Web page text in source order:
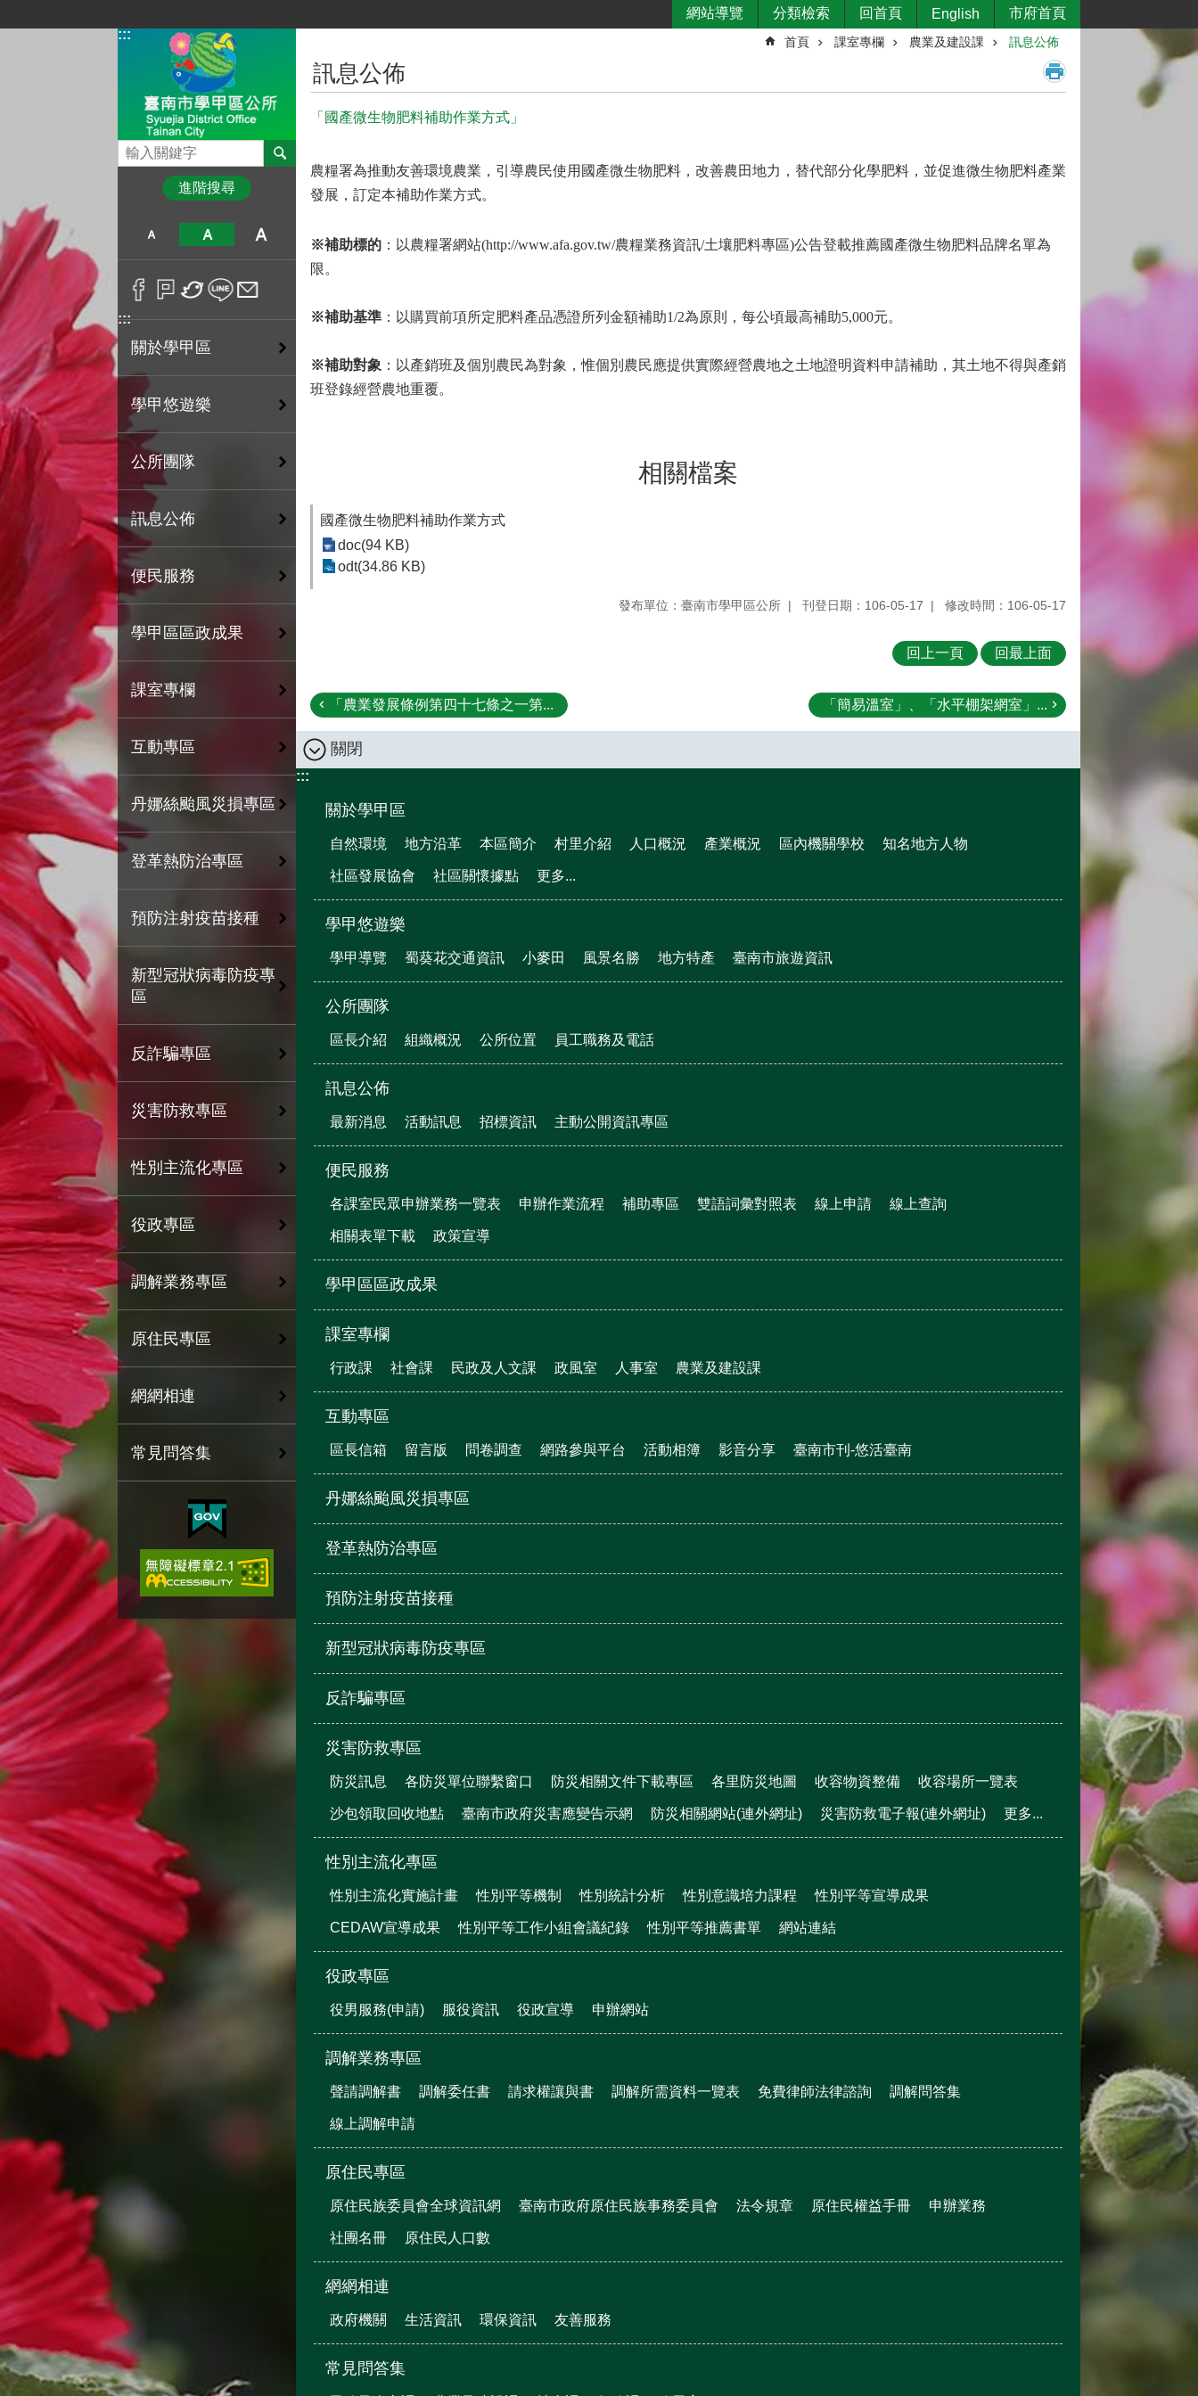
:::
網站導覽 分類檢索 回首頁 English 市府首頁
搜尋
進階搜尋
:::
關於學甲區
學甲悠遊樂
公所團隊
訊息公佈
便民服務
學甲區區政成果
課室專欄
互動專區
丹娜絲颱風災損專區
登革熱防治專區
預防注射疫苗接種
新型冠狀病毒防疫專
區
反詐騙專區
災害防救專區
性別主流化專區
役政專區
調解業務專區
原住民專區
網網相連
常見問答集
首頁 課室專欄 農業及建設課 訊息公佈
訊息公佈
「國產微生物肥料補助作業方式」
農糧署為推動友善環境農業，引導農民使用國產微生物肥料，改善農田地力，替代部分化學肥料，並促進微生物肥料產業
發展，訂定本補助作業方式。
※補助標的 ：以農糧署網站(http://www.afa.gov.tw/農糧業務資訊/土壤肥料專區)公告登載推薦國產微生物肥料品牌名單為
限。
※補助基準 ：以購買前項所定肥料產品憑證所列金額補助1/2為原則，每公頃最高補助5,000元。
※補助對象 ：以產銷班及個別農民為對象，惟個別農民應提供實際經營農地之土地證明資料申請補助，其土地不得與產銷
班登錄經營農地重覆。
相關檔案
國產微生物肥料補助作業方式
doc(94 KB)
odt(34.86 KB)
發布單位：臺南市學甲區公所 刊登日期：106-05-17 修改時間：106-05-17
回上一頁 回最上面
「農業發展條例第四十七條之一第... 「簡易溫室」、「水平棚架網室」...
關閉
:::
關於學甲區
自然環境 地方沿革 本區簡介 村里介紹 人口概況 產業概況 區內機關學校 知名地方人物
社區發展協會 社區關懷據點 更多...
學甲悠遊樂
學甲導覽 蜀葵花交通資訊 小麥田 風景名勝 地方特產 臺南市旅遊資訊
公所團隊
區長介紹 組織概況 公所位置 員工職務及電話
訊息公佈
最新消息 活動訊息 招標資訊 主動公開資訊專區
便民服務
各課室民眾申辦業務一覽表 申辦作業流程 補助專區 雙語詞彙對照表 線上申請 線上查詢
相關表單下載 政策宣導
學甲區區政成果
課室專欄
行政課 社會課 民政及人文課 政風室 人事室 農業及建設課
互動專區
區長信箱 留言版 問卷調查 網路參與平台 活動相簿 影音分享 臺南市刊-悠活臺南
丹娜絲颱風災損專區
登革熱防治專區
預防注射疫苗接種
新型冠狀病毒防疫專區
反詐騙專區
災害防救專區
防災訊息 各防災單位聯繫窗口 防災相關文件下載專區 各里防災地圖 收容物資整備 收容場所一覽表
沙包領取回收地點 臺南市政府災害應變告示網 防災相關網站(連外網址) 災害防救電子報(連外網址) 更多...
性別主流化專區
性別主流化實施計畫 性別平等機制 性別統計分析 性別意識培力課程 性別平等宣導成果
CEDAW宣導成果 性別平等工作小組會議紀錄 性別平等推薦書單 網站連結
役政專區
役男服務(申請) 服役資訊 役政宣導 申辦網站
調解業務專區
聲請調解書 調解委任書 請求權讓與書 調解所需資料一覽表 免費律師法律諮詢 調解問答集
線上調解申請
原住民專區
原住民族委員會全球資訊網 臺南市政府原住民族事務委員會 法令規章 原住民權益手冊 申辦業務
社團名冊 原住民人口數
網網相連
政府機關 生活資訊 環保資訊 友善服務
常見問答集